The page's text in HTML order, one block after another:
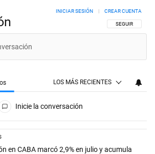
SIGA ESTA
SEGUIR
INICIAR SESIÓN CREAR CUENTA
LOS MÁS RECIENTES
Inicie la conversación
artículos con más comentarios en los
con el título "La inflación en CABA marcó
en CABA marcó 2,9% en julio y acumula